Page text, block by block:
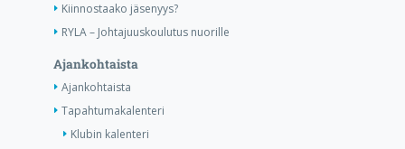
Kiinnostaako jäsenyys?
RYLA – Johtajuuskoulutus nuorille
Ajankohtaista
Ajankohtaista
Tapahtumakalenteri
Klubin kalenteri